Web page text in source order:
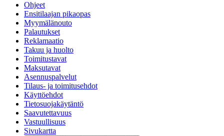
Ohjeet
Ensitilaajan pikaopas
Myymälänouto
Palautukset
Reklamaatio
Takuu ja huolto
Toimitustavat
Maksutavat
Asennuspalvelut
Tilaus- ja toimitusehdot
Käyttöehdot
Tietosuojakäytäntö
Saavutettavuus
Vastuullisuus
Sivukartta